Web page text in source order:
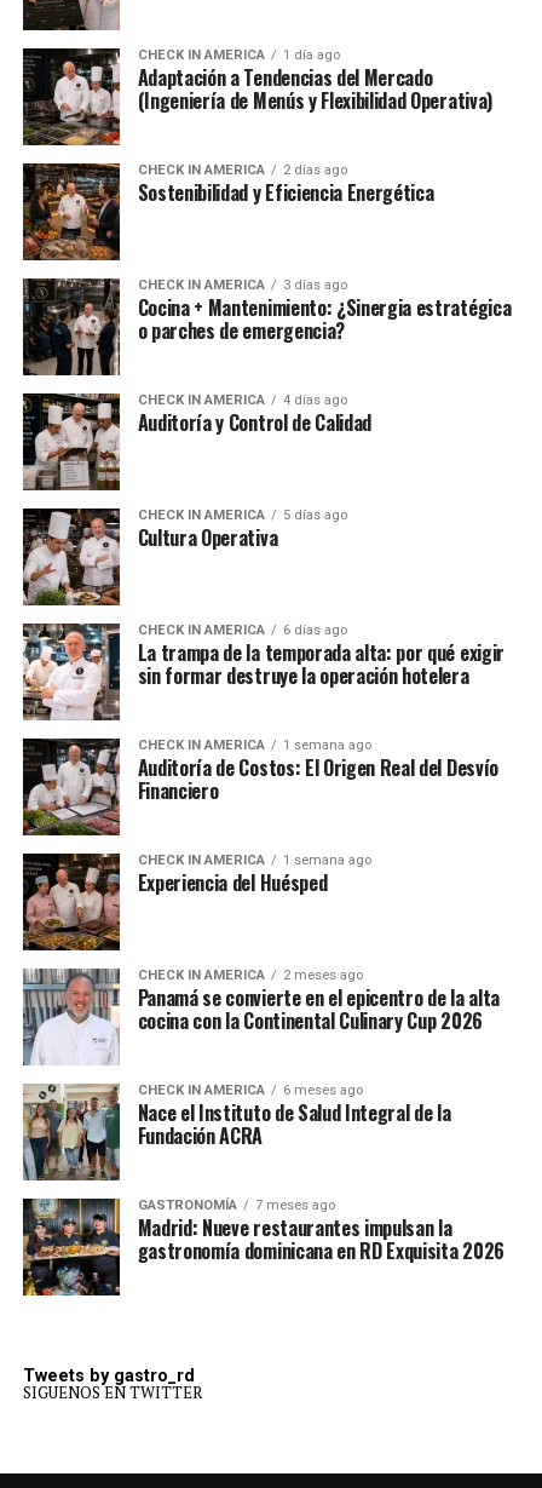
CHECK IN AMERICA 1 día ago
Adaptación a Tendencias del Mercado
(Ingeniería de Menús y Flexibilidad Operativa)
CHECK IN AMERICA 2 días ago
Sostenibilidad y Eficiencia Energética
CHECK IN AMERICA 3 días ago
Cocina + Mantenimiento: ¿Sinergia estratégica
o parches de emergencia?
CHECK IN AMERICA 4 días ago
Auditoría y Control de Calidad
CHECK IN AMERICA 5 días ago
Cultura Operativa
CHECK IN AMERICA 6 días ago
La trampa de la temporada alta: por qué exigir
sin formar destruye la operación hotelera
CHECK IN AMERICA 1 semana ago
Auditoría de Costos: El Origen Real del Desvío
Financiero
CHECK IN AMERICA 1 semana ago
Experiencia del Huésped
CHECK IN AMERICA 2 meses ago
Panamá se convierte en el epicentro de la alta
cocina con la Continental Culinary Cup 2026
CHECK IN AMERICA 6 meses ago
Nace el Instituto de Salud Integral de la
Fundación ACRA
GASTRONOMÍA 7 meses ago
Madrid: Nueve restaurantes impulsan la
gastronomía dominicana en RD Exquisita 2026
Tweets by gastro_rd
SIGUENOS EN TWITTER